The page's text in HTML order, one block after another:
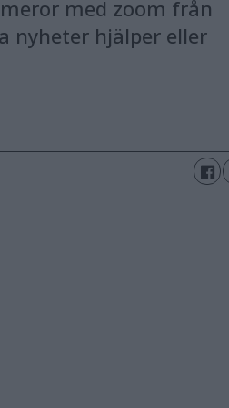
med zoom från
nyheter hjälper eller